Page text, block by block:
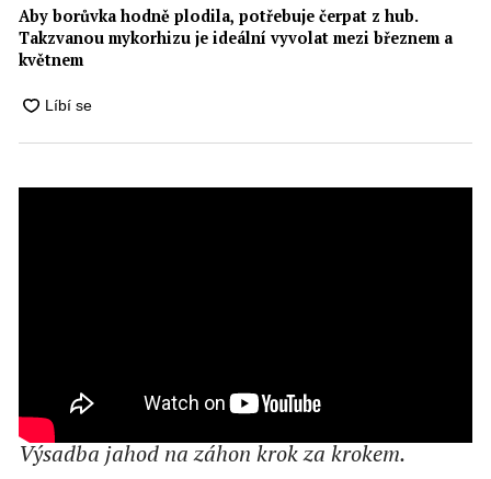
Aby borůvka hodně plodila, potřebuje čerpat z hub.
Takzvanou mykorhizu je ideální vyvolat mezi březnem a
květnem
Výsadba jahod na záhon krok za krokem.